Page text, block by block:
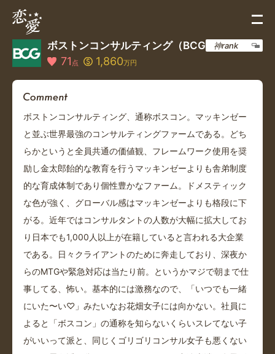
ボストンコンサルティング（BCG）
71 点 1,860万円
神rank
ボストンコンサルティング、通称ボスコン。マッキンゼー
と並ぶ世界最強のコンサルティングファームである。どち
らかというと全員共通の価値観、フレームワーク使用を奨
励し金太郎飴的な教育を行うマッキンゼーよりも舎弟制度
的な育成体制であり個性豊かなファーム。ドメスティック
な色が強く、グローバル感はマッキンゼーよりも格段に下
がる。近年ではコンサルタントの人数が大幅に拡大してお
り日本でも1,000人以上が在籍していると言われる大企業
である。日々クライアントのために奔走しており、深夜か
らのMTGや緊急対応は当たり前。というかマジで朝まで仕
事してる、怖い。基本的には激務なので、「いつでも一緒
にいた〜い♡」みたいなお花畑女子には向かない。社員に
よると「ボスコン」の通称を知らないくらいスレてない子
がいいって派と、同じくゴリゴリコンサル女子も悪くない